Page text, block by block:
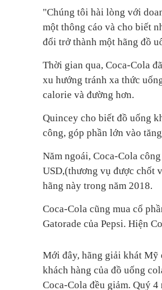
"Chúng tôi hài lòng với
một thông cáo và cho biết
đổi trở thành một hãng đồ
Thời gian qua, Coca-Cola
xu hướng tránh xa thức
calorie và đường hơn.
Quincey cho biết đồ uống
công, góp phần lớn vào
Năm ngoái, Coca-Cola
USD,(thương vụ được chốt
hãng này trong năm 2018.
Coca-Cola cũng mua cổ
Gatorade của Pepsi. Hiện
Mới đây, hãng giải khát Mỹ
khách hàng của đồ uống
Coca-Cola đều giảm. Quý